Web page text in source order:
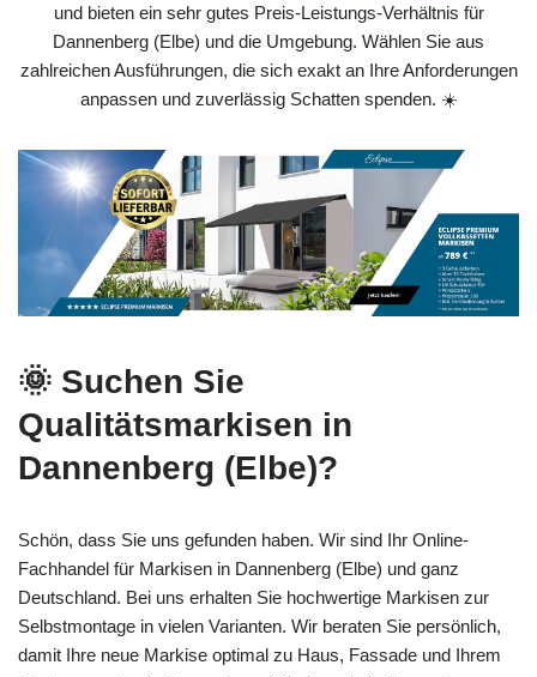
und bieten ein sehr gutes Preis‑Leistungs‑Verhältnis für
Dannenberg (Elbe) und die Umgebung. Wählen Sie aus
zahlreichen Ausführungen, die sich exakt an Ihre Anforderungen
anpassen und zuverlässig Schatten spenden. ☀️
🌞 Suchen Sie
Qualitätsmarkisen in
Dannenberg (Elbe)?
Schön, dass Sie uns gefunden haben. Wir sind Ihr Online-
Fachhandel für Markisen in Dannenberg (Elbe) und ganz
Deutschland. Bei uns erhalten Sie hochwertige Markisen zur
Selbstmontage in vielen Varianten. Wir beraten Sie persönlich,
damit Ihre neue Markise optimal zu Haus, Fassade und Ihrem